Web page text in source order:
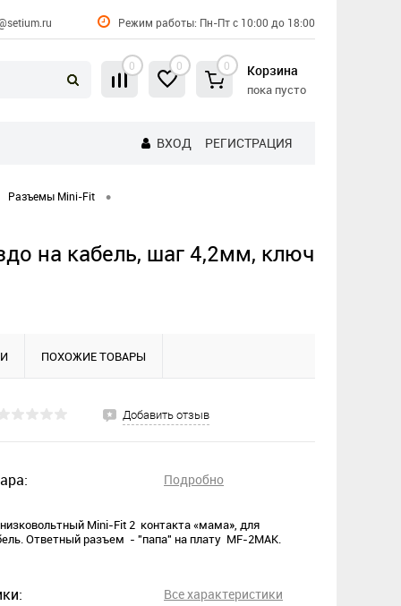
Режим работы: Пн-Пт с 10:00 до 18:00
0 0 0 Корзина
пока пусто
ВХОД РЕГИСТРАЦИЯ
Разъемы Mini-Fit •
на кабель, шаг 4,2мм, ключ
ПОХОЖИЕ ТОВАРЫ
Добавить отзыв
Подробно
Mini-Fit 2 контакта «мама», для
Ответный разъем - "папа" на плату MF-2MAK.
Все характеристики